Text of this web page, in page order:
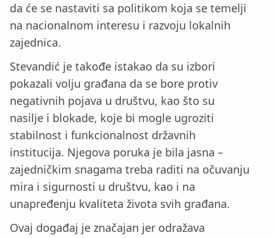
da će se nastaviti sa politikom koja se temelji
na nacionalnom interesu i razvoju lokalnih
zajednica.
Stevandić je takođe istakao da su izbori
pokazali volju građana da se bore protiv
negativnih pojava u društvu, kao što su
nasilje i blokade, koje bi mogle ugroziti
stabilnost i funkcionalnost državnih
institucija. Njegova poruka je bila jasna –
zajedničkim snagama treba raditi na očuvanju
mira i sigurnosti u društvu, kao i na
unapređenju kvaliteta života svih građana.
Ovaj događaj je značajan jer odražava